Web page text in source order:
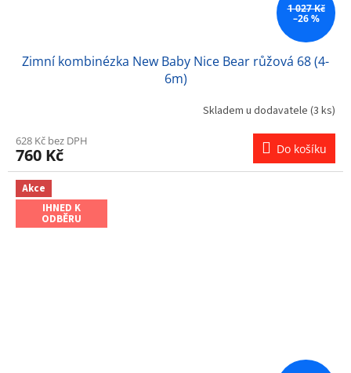
1 027 Kč
–26 %
Zimní kombinézka New Baby Nice Bear růžová 68 (4-
6m)
Skladem u dodavatele (3 ks)
628 Kč bez DPH
760 Kč Do košíku
Akce
IHNED K
ODBĚRU